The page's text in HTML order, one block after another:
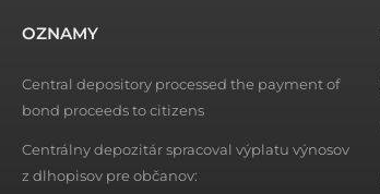
OZNAMY
Central depository processed the payment of
bond proceeds to citizens
Centrálny depozitár spracoval výplatu výnosov
z dlhopisov pre občanov: